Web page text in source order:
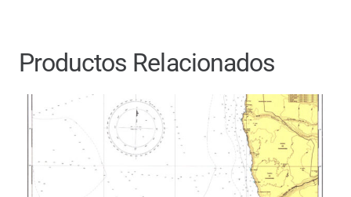
Productos Relacionados